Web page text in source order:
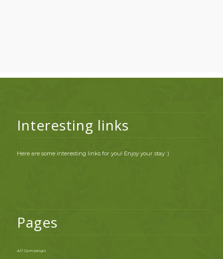
Interesting links
Here are some interesting links for you! Enjoy your stay :)
Pages
All Campaign